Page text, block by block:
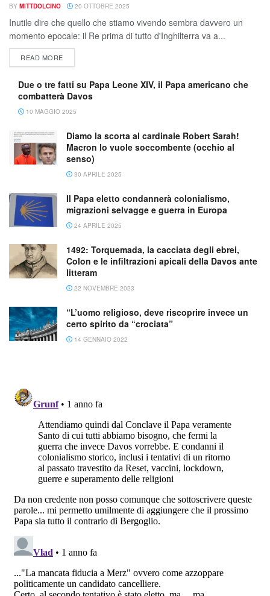
BY MITTDOLCINO 20 OTTOBRE 2025
Inutile dire che quello che stiamo vivendo sembra davvero un
momento epocale: il Re prima di tutto d'Inghilterra va a...
READ MORE
Due o tre fatti su Papa Leone XIV, il Papa americano che
combatterà Davos
10 MAGGIO 2025
Diamo la scorta al cardinale Robert Sarah!
Macron lo vuole soccombente (occhio al
senso)
30 APRILE 2025
Il Papa eletto condannerà colonialismo,
migrazioni selvagge e guerra in Europa
24 APRILE 2025
1492: Torquemada, la cacciata degli ebrei,
Colon e le infiltrazioni apicali della Davos ante
litteram
22 NOVEMBRE 2023
“L’uomo religioso, deve riscoprire invece un
certo spirito da “crociata”
14 GENNAIO 2022